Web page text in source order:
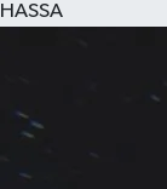
HASSA